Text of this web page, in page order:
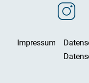
Impressum